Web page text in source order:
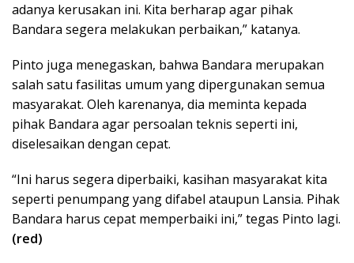
adanya kerusakan ini. Kita berharap agar pihak
Bandara segera melakukan perbaikan,” katanya.
Pinto juga menegaskan, bahwa Bandara merupakan
salah satu fasilitas umum yang dipergunakan semua
masyarakat. Oleh karenanya, dia meminta kepada
pihak Bandara agar persoalan teknis seperti ini,
diselesaikan dengan cepat.
“Ini harus segera diperbaiki, kasihan masyarakat kita
seperti penumpang yang difabel ataupun Lansia. Pihak
Bandara harus cepat memperbaiki ini,” tegas Pinto lagi.
(red)